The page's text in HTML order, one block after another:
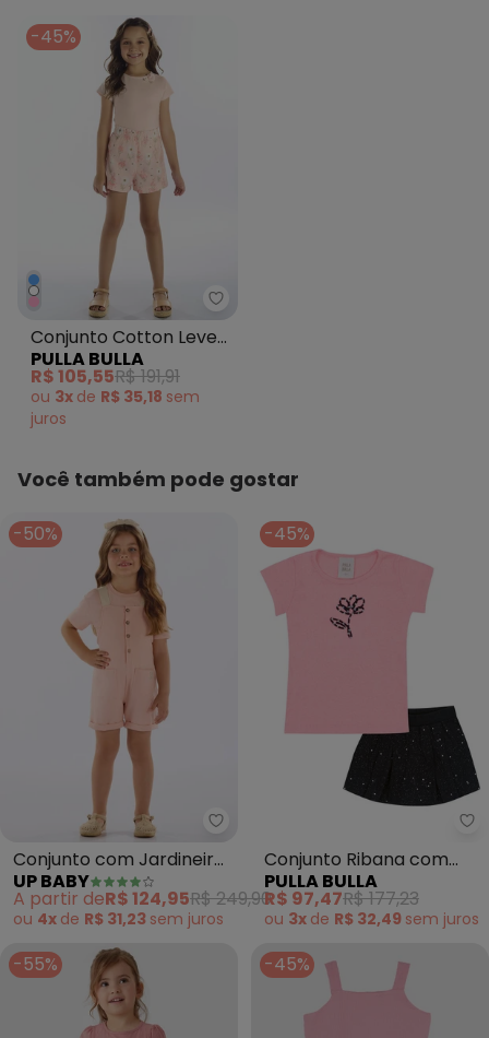
-45%
Pulla Bulla - Conjunto Cotton
Conjunto Cotton Leve
Trabalhado Rosa
PULLA BULLA
R$ 105,55R$ 191,91
ou 3x de R$ 35,18 sem
juros
Você também pode gostar
-50%
Up Baby - Conjunto com
Conjunto com Jardineira
e Camiseta (Rosa)
UP BABY
A partir deR$ 124,95R$ 249,90
ou 4x de R$ 31,23 sem juros
-45%
Conjunto Ribana com
Elastano Leve (Rosa)
PULLA BULLA
R$ 97,47R$ 177,23
ou 3x de R$ 32,49 sem juros
-55% -45%